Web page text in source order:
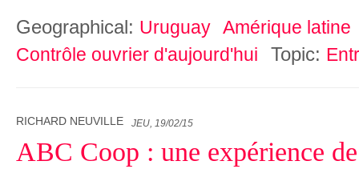
Geographical: Uruguay Amérique latine
Contrôle ouvrier d'aujourd'hui
Topic:
RICHARD NEUVILLE JEU, 19/02/15
ABC Coop : une expérience